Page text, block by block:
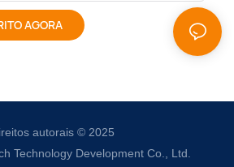
AGORA
autorais © 2025
Technology Development Co., Ltd.